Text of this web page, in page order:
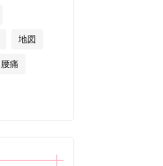
地図
腰痛